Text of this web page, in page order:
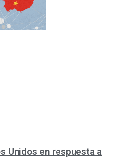
Unidos en respuesta a